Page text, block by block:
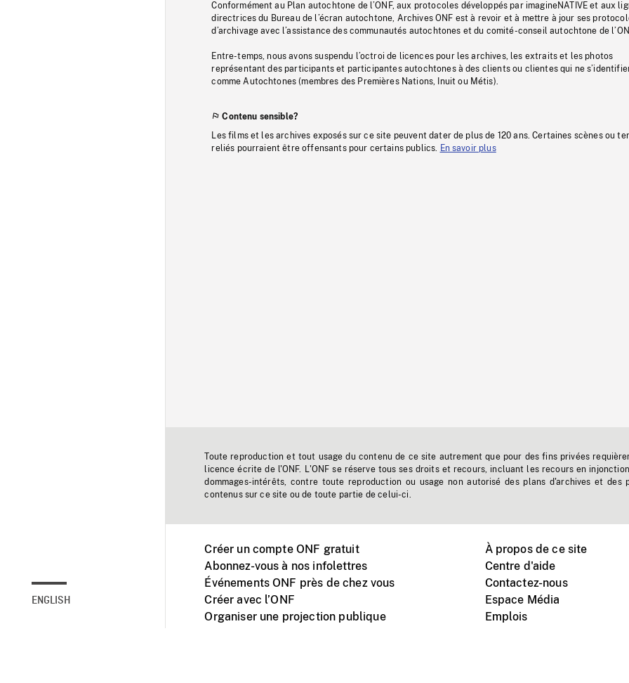
ENGLISH
Conformément au Plan autochtone de l’ONF, aux protocoles développés par imagineNATIVE et aux
directrices du Bureau de l’écran autochtone, Archives ONF est à revoir et à mettre à jour ses
d’archivage avec l’assistance des communautés autochtones et du comité-conseil autochtone de
Entre-temps, nous avons suspendu l’octroi de licences pour les archives, les extraits et les photos
représentant des participants et participantes autochtones à des clients ou clientes qui ne
comme Autochtones (membres des Premières Nations, Inuit ou Métis).
Contenu sensible?
Les films et les archives exposés sur ce site peuvent dater de plus de 120 ans. Certaines scènes ou
reliés pourraient être offensants pour certains publics. En savoir plus
Toute reproduction et tout usage du contenu de ce site autrement que pour des fins privées
licence écrite de l'ONF. L'ONF se réserve tous ses droits et recours, incluant les recours en
dommages-intérêts, contre toute reproduction ou usage non autorisé des plans d'archives et des
contenus sur ce site ou de toute partie de celui-ci.
Créer un compte ONF gratuit
Abonnez-vous à nos infolettres
Événements ONF près de chez vous
Créer avec l’ONF
Organiser une projection publique
À propos de ce site
Centre d'aide
Contactez-nous
Espace Média
Emplois